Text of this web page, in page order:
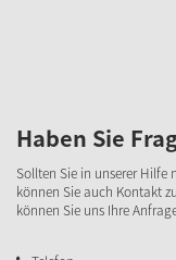
Haben Sie
Sollten Sie in unserer Hilfe
können Sie auch Kontakt
können Sie uns Ihre